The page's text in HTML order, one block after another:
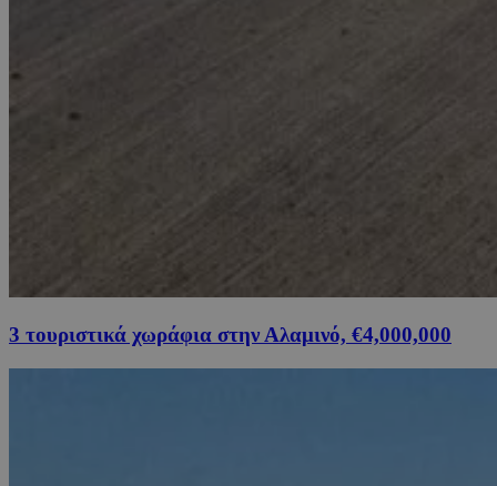
3 τουριστικά χωράφια στην Αλαμινό, €4,000,000